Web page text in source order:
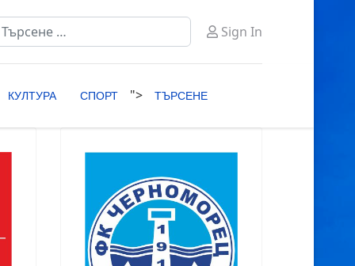
Sign In
КУЛТУРА СПОРТ "> ТЪРСЕНЕ